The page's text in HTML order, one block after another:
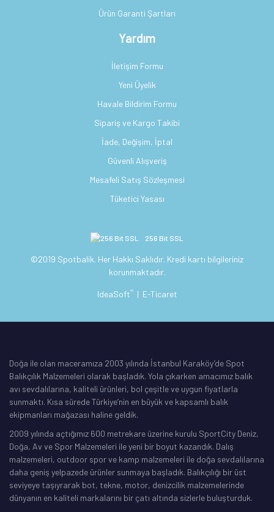
Ürün Garanti Şartları
Yardım
İletişim Formu
Yeni Üyelik
Havale Bildirim Formu
Sipariş ve Kargo Takibi
İade, Değişim, İptal
Güvenli Alışveriş
Mesafeli Satış Sözleşmesi
Tüketici Yasası
256 Bit SSL
©2019 Spotbalik. Her Hakkı Saklıdır. Kredi kartı bilgileriniz
korunmaktadır.
IdeaSoft® | E-Ticaret
Doğa ile olan maceramıza 2003 yılında İstanbul Karaköy’de Spot
Balıkçılık Malzemeleri olarak başladık. Yola çıkarken amacımız balık
avı sevdalılarına, kaliteli ürünleri, bol çeşitle ve uygun fiyatlarla
sunmaktı. Kısa sürede Türkiye’nin en büyük ve kapsamlı balık
ekipmanları mağazası haline geldik.
2009 yılında açtığımız 600 metrekare üzerine kurulu SportCity Deniz,
Doğa, Av ve Spor Malzemeleri ile yeni bir boyut kazandık. Dalış
malzemeleri, outdoor spor ve kamp malzemeleri ile doğa sevdalılarına
daha geniş yelpazede ürünler sunmaya başladık. Balıkçılığı bir üst
seviyeye taşıyrarak bot, tekne, motor, denizcilik malzemelerinde
dünyanın en kaliteli markalarını bir çatı altında sizlerle buluşturduk.